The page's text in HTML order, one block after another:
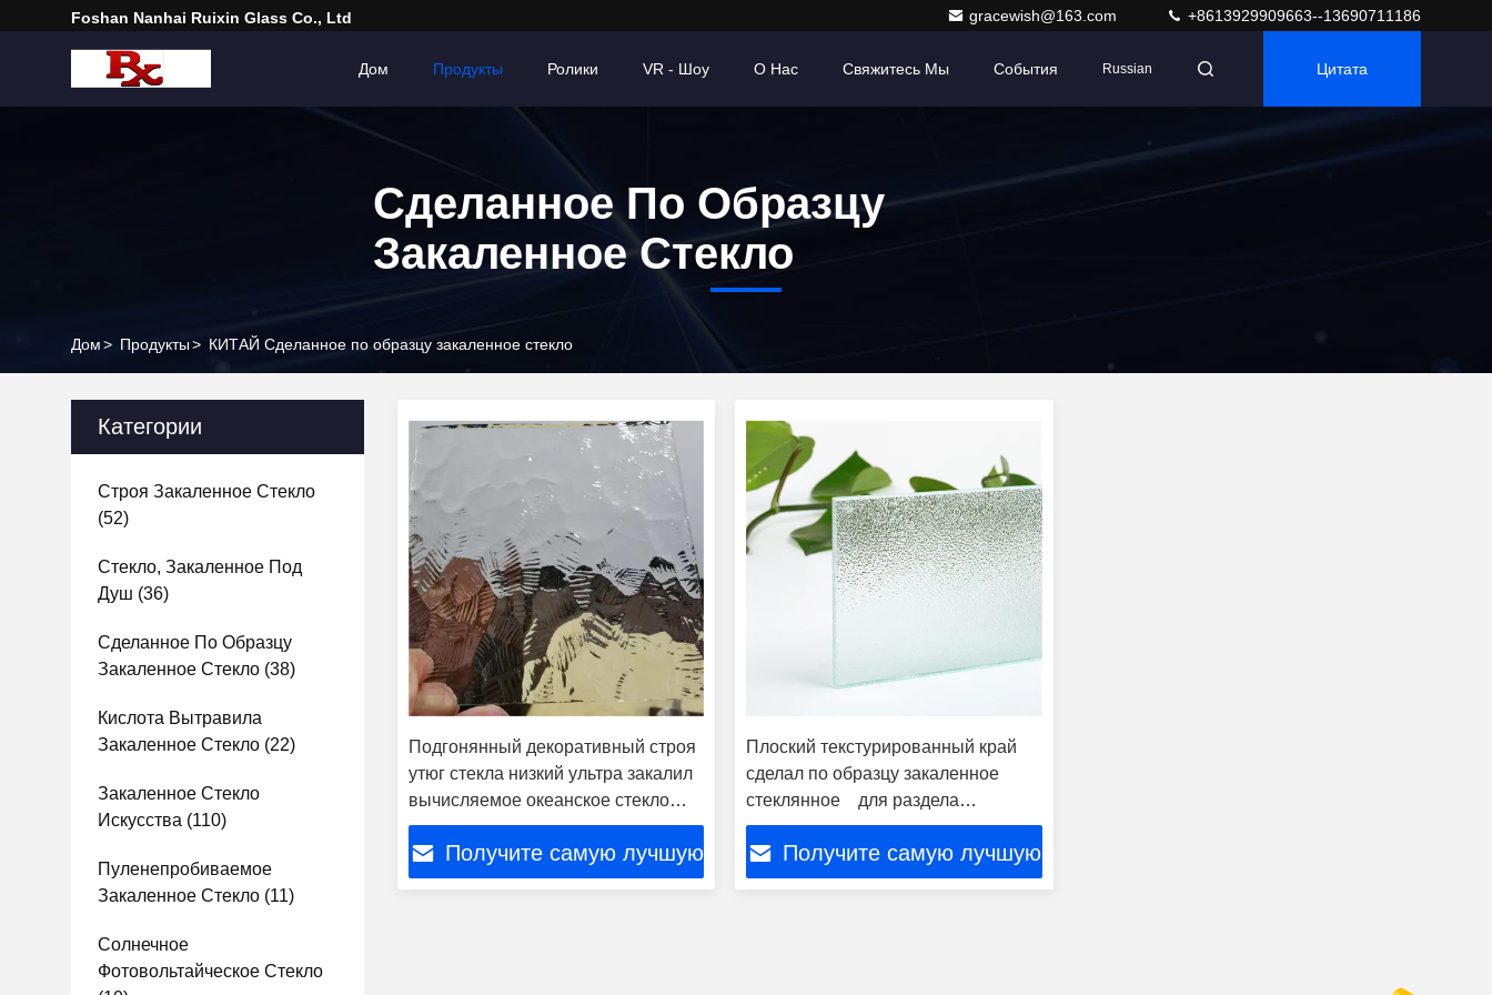
Foshan Nanhai Ruixin Glass Co., Ltd gracewish@163.com +8613929909663--13690711186
Дом Продукты Ролики VR - Шоу О Нас Свяжитесь Мы События Russian Цитата
Сделанное По Образцу
Закаленное Стекло
Дом> Продукты> КИТАЙ Сделанное по образцу закаленное стекло
Категории
Строя Закаленное Стекло
(52)
Стекло, Закаленное Под
Душ (36)
Сделанное По Образцу
Закаленное Стекло (38)
Кислота Вытравила
Закаленное Стекло (22)
Закаленное Стекло
Искусства (110)
Пуленепробиваемое
Закаленное Стекло (11)
Солнечное
Фотовольтайческое Стекло
Подгонянный декоративный строя
утюг стекла низкий ультра закалил
вычисляемое океанское стекло
картины
Получите самую лучшую
Плоский текстурированный край
сделал по образцу закаленное
стеклянное для раздела
гостиницы декоративного
Получите самую лучшую